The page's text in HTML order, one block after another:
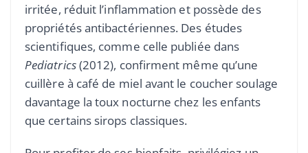
irritée, réduit l’inflammation et possède des
propriétés antibactériennes. Des études
scientifiques, comme celle publiée dans
Pediatrics(2012), confirment même qu’une
cuillère à café de miel avant le coucher soulage
davantage la toux nocturne chez les enfants
que certains sirops classiques.